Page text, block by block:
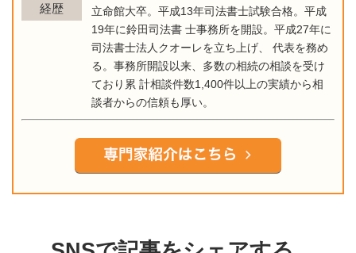
経歴
立命館大卒。平成13年司法書士試験合格。平成
19年に鈴田司法書 士事務所を開設。平成27年に
司法書士法人クオーレを立ち上げ、 代表を務め
る。事務所開設以来、多数の相続の相談を受け
ており累 計相談件数1,400件以上の実績から相
談者からの信頼も厚い。